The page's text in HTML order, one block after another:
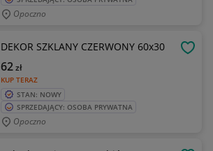
Opoczno
DEKOR SZKLANY CZERWONY 60x30
KUP TERAZ
62zł
STAN: NOWY
SPRZEDAJĄCY: OSOBA PRYWATNA
Opoczno